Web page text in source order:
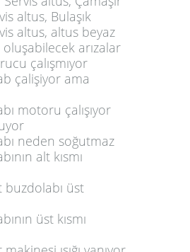
altus, Bulaşık
altus, altus beyaz
oluşabilecek arızalar
çalışmıyor
çalişiyor ama
motoru çalışıyor
neden soğutmaz
alt kısmı
üst
üst kısmı